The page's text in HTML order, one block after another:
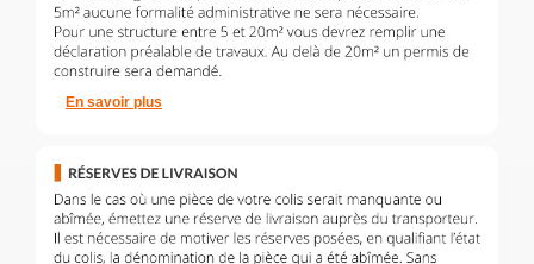
En savoir plus